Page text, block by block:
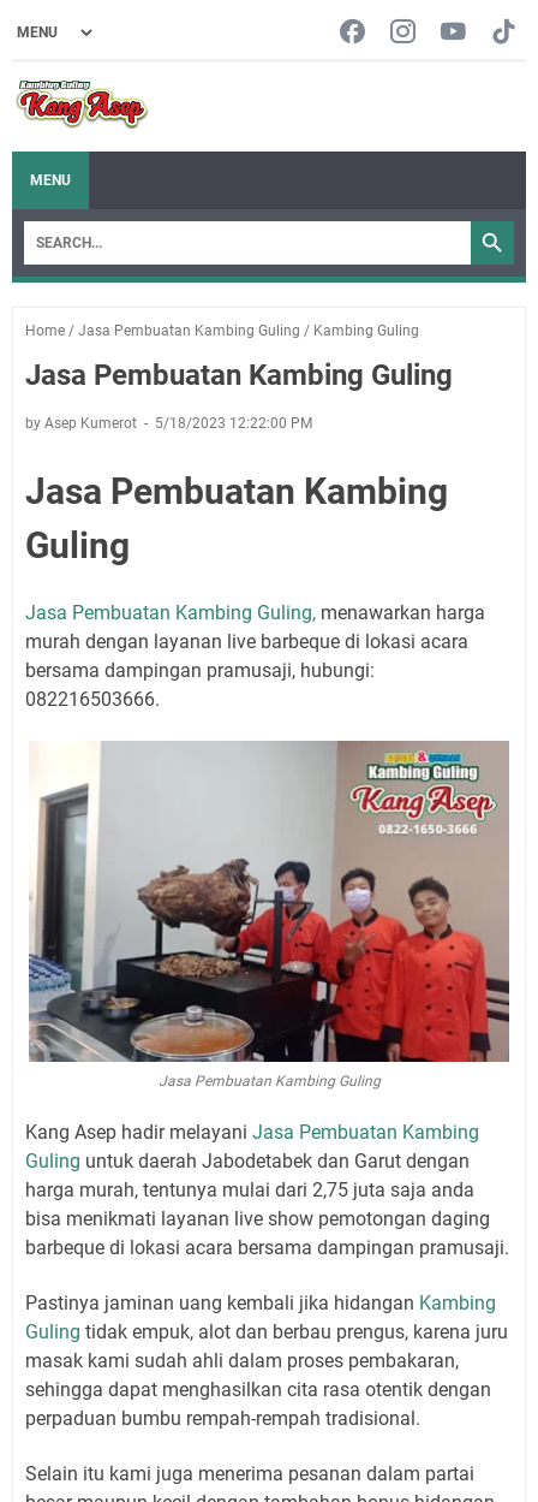
MENU
Home / Jasa Pembuatan Kambing Guling / Kambing Guling
Jasa Pembuatan Kambing Guling
by Asep Kumerot 5/18/2023 12:22:00 PM
Jasa Pembuatan Kambing
Guling
Jasa Pembuatan Kambing Guling, menawarkan harga
murah dengan layanan live barbeque di lokasi acara
bersama dampingan pramusaji, hubungi:
082216503666.
Jasa Pembuatan Kambing Guling
Kang Asep hadir melayani Jasa Pembuatan Kambing
Guling untuk daerah Jabodetabek dan Garut dengan
harga murah, tentunya mulai dari 2,75 juta saja anda
bisa menikmati layanan live show pemotongan daging
barbeque di lokasi acara bersama dampingan pramusaji.
Pastinya jaminan uang kembali jika hidangan Kambing
Guling tidak empuk, alot dan berbau prengus, karena juru
masak kami sudah ahli dalam proses pembakaran,
sehingga dapat menghasilkan cita rasa otentik dengan
perpaduan bumbu rempah-rempah tradisional.
Selain itu kami juga menerima pesanan dalam partai